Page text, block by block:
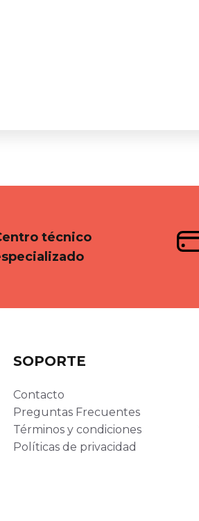
técnico
SOPORTE
Contacto
Preguntas Frecuentes
Términos y condiciones
Políticas de privacidad